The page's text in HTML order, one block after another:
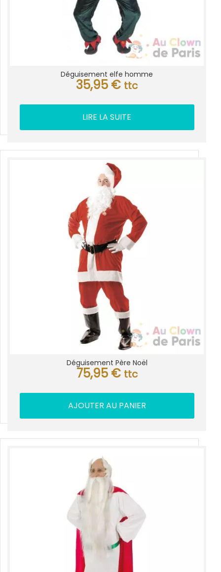
Déguisement elfe homme
35,95 € ttc
LIRE LA SUITE
Déguisement Père Noël
75,95 € ttc
AJOUTER AU PANIER